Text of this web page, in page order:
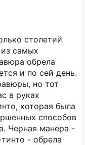
столетий
самых
обрела
и по сей день.
но тот
в руках
которая была
способов
Черная манера -
- обрела